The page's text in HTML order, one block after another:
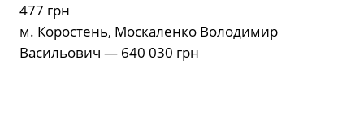
477 грн
м. Коростень, Москаленко Володимир
Васильович — 640 030 грн